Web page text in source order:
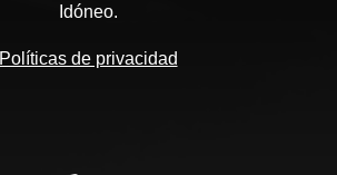
Idóneo.
Políticas de privacidad